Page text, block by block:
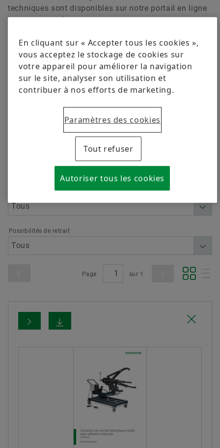
Développement durable
Programmes des fournisseurs
Supplier information management
Calcul & conseil
techniques sont disponibles sur notre portail en ligne
www.repxpert.fr.
Filtre
Catégorie de documentation
Possibilités de retrait
Page sur 1
En cliquant sur « Accepter tous les cookies »,
vous acceptez le stockage de cookies sur
votre appareil pour améliorer la navigation
sur le site, analyser son utilisation et
contribuer à nos efforts de marketing.
Paramètres des cookies
Tout refuser
Autoriser tous les cookies